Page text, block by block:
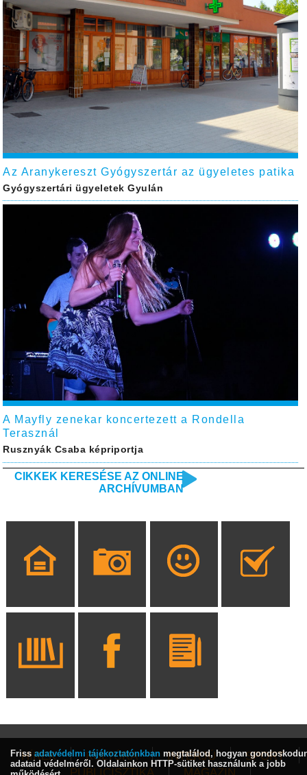
Az Aranykereszt Gyógyszertár az ügyeletes patika
Gyógyszertári ügyeletek Gyulán
A Mayfly zenekar koncertezett a Rondella
Terasznál
Rusznyák Csaba képriportja
CIKKEK KERESÉSE AZ ONLINE
ARCHÍVUMBAN
HÍREK KULTÚRA INTERJÚ
SPORT
Friss adatvédelmi tájékoztatónkban megtalálod, hogyan
adataid védelméről. Oldalainkon HTTP-sütiket használunk a jobb